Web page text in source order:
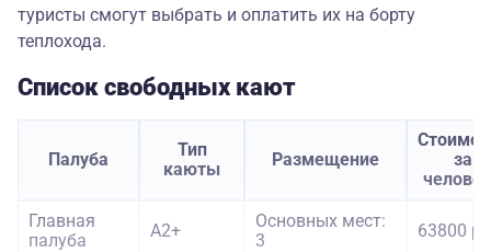
туристы смогут выбрать и оплатить их на борту
теплохода.
Список свободных кают
Палуба
Тип
каюты
Размещение
за
Главная
палуба
А2+
Основных мест:
3
63800